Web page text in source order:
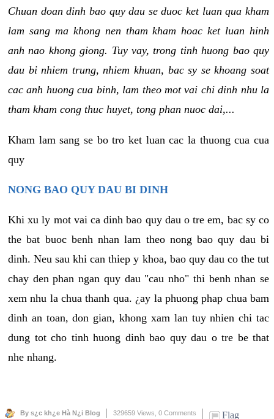
Chuan doan dinh bao quy dau se duoc ket luan qua kham
lam sang ma khong nen tham kham hoac ket luan hinh
anh nao khong giong. Tuy vay, trong tinh huong bao quy
dau bi nhiem trung, nhiem khuan, bac sy se khoang soat
cac anh huong cua binh, lam theo mot vai chi dinh nhu la
tham kham cong thuc huyet, tong phan nuoc dai,...
Kham lam sang se bo tro ket luan cac la thuong cua cua
quy
NONG BAO QUY DAU BI DINH
Khi xu ly mot vai ca dinh bao quy dau o tre em, bac sy co
the bat buoc benh nhan lam theo nong bao quy dau bi
dinh. Neu sau khi can thiep y khoa, bao quy dau co the tut
chay den phan ngan quy dau "cau nho" thi benh nhan se
xem nhu la chua thanh qua. ¿ay la phuong phap chua bam
dinh an toan, don gian, khong xam lan tuy nhien chi tac
dung tot cho tinh huong dinh bao quy dau o tre be that
nhe nhang.
By s¿c kh¿e Hà N¿i Blog 329659 Views, 0 Comments Flag